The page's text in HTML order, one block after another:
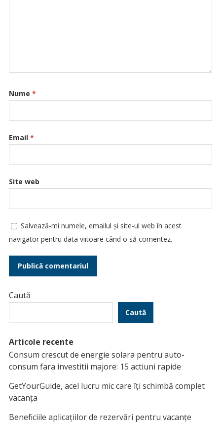
Nume *
Email *
Site web
Salvează-mi numele, emailul și site-ul web în acest
navigator pentru data viitoare când o să comentez.
Caută
Caută
Articole recente
Consum crescut de energie solara pentru auto-
consum fara investitii majore: 15 actiuni rapide
GetYourGuide, acel lucru mic care îți schimbă complet
vacanța
Beneficiile aplicațiilor de rezervări pentru vacanțe